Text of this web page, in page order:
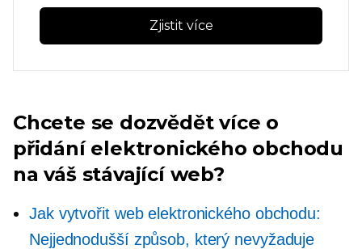
Zjistit více
Chcete se dozvědět více o
přidání elektronického obchodu
na váš stávající web?
Jak vytvořit web elektronického obchodu:
Nejjednodušší způsob, který nevyžaduje